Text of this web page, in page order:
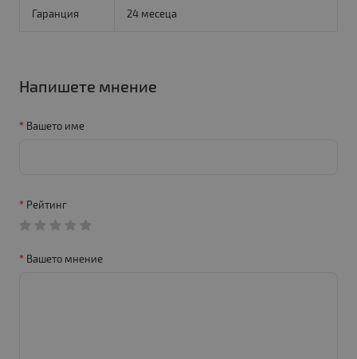
Гаранция 24 месеца
Напишете мнение
Вашето име
Рейтинг
Вашето мнение